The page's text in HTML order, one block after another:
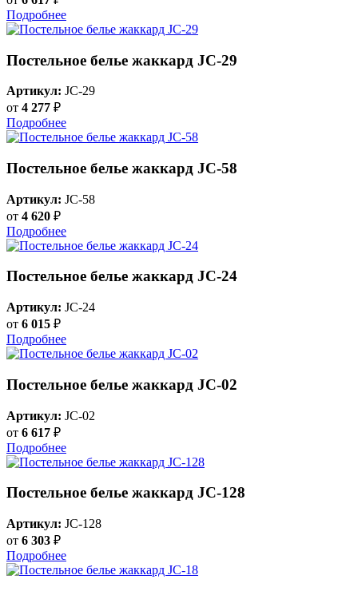
Подробнее
Постельное белье жаккард JC-29
Артикул: JC-29
от 4 277 ₽
Подробнее
Постельное белье жаккард JC-58
Артикул: JC-58
от 4 620 ₽
Подробнее
Постельное белье жаккард JC-24
Артикул: JC-24
от 6 015 ₽
Подробнее
Постельное белье жаккард JC-02
Артикул: JC-02
от 6 617 ₽
Подробнее
Постельное белье жаккард JC-128
Артикул: JC-128
от 6 303 ₽
Подробнее